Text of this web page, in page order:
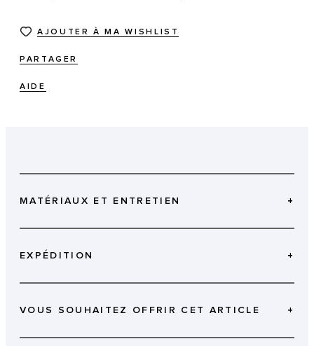
AJOUTER À MA WISHLIST
PARTAGER
AIDE
MATÉRIAUX ET ENTRETIEN +
EXPÉDITION +
VOUS SOUHAITEZ OFFRIR CET ARTICLE +